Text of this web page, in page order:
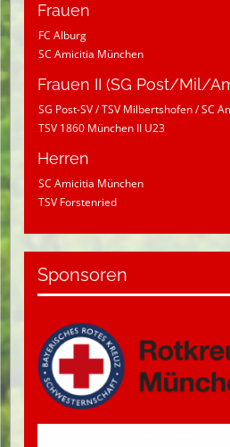
Frauen
FC Alburg
SC Amicitia München
Frauen II (SG Post/Mil/
SG Post-SV / TSV Milbertshofen / SC
TSV 1860 München II U23
Herren
SC Amicitia München
TSV Forstenried
Sponsoren